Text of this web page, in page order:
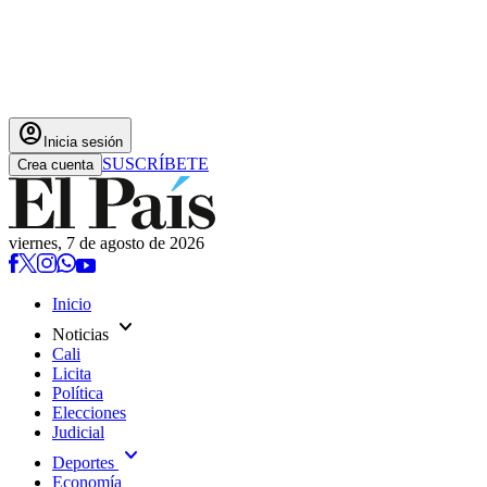
account_circle Inicia sesión
Crea cuenta SUSCRÍBETE
viernes, 7 de agosto de 2026
Inicio
Noticias expand_more
Cali
Licita
Política
Elecciones
Judicial
Deportes expand_more
Economía